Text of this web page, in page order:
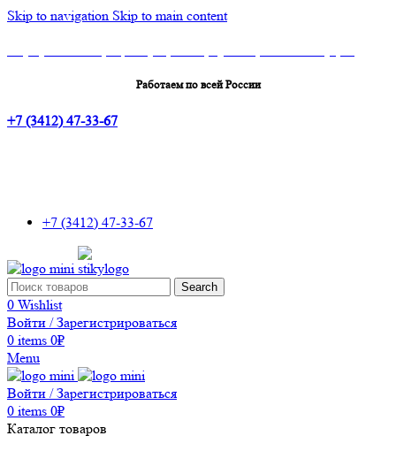
Skip to navigation Skip to main content
Работаем по всей России
+7 (3412) 47-33-67
+7 (3412) 47-33-67
Search
0 Wishlist
Войти / Зарегистрироваться
0 items 0₽
Menu
Войти / Зарегистрироваться
0 items 0₽
Каталог товаров